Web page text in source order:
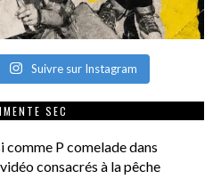
Suivre sur Instagram
SEC
comme P comeladedans
consacrés à la pêche